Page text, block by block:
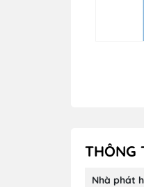
THÔNG
Nhà phát